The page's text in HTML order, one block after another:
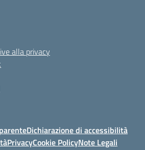
alla privacy
Dichiarazione di accessibilità
PrivacyCookie PolicyNote Legali